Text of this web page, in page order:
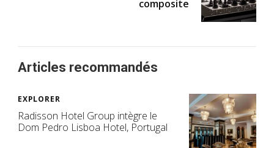
composite
Articles recommandés
EXPLORER
Radisson Hotel Group intègre le
Dom Pedro Lisboa Hotel, Portugal